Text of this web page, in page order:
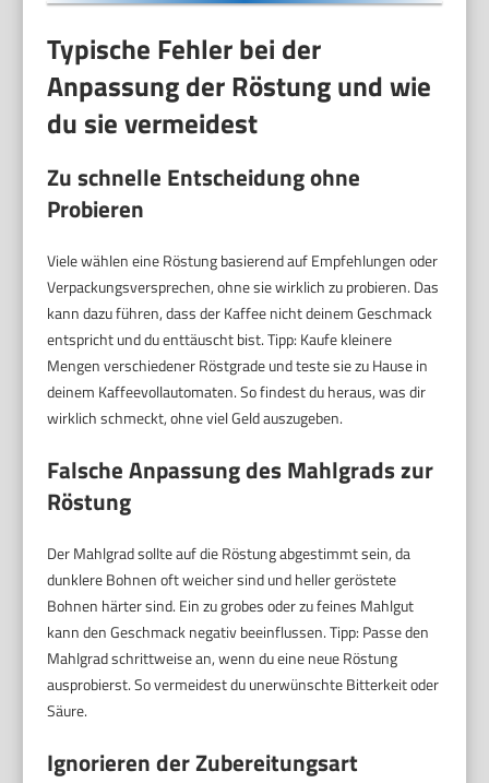
Typische Fehler bei der
Anpassung der Röstung und wie
du sie vermeidest
Zu schnelle Entscheidung ohne
Probieren
Viele wählen eine Röstung basierend auf Empfehlungen oder
Verpackungsversprechen, ohne sie wirklich zu probieren. Das
kann dazu führen, dass der Kaffee nicht deinem Geschmack
entspricht und du enttäuscht bist. Tipp: Kaufe kleinere
Mengen verschiedener Röstgrade und teste sie zu Hause in
deinem Kaffeevollautomaten. So findest du heraus, was dir
wirklich schmeckt, ohne viel Geld auszugeben.
Falsche Anpassung des Mahlgrads zur
Röstung
Der Mahlgrad sollte auf die Röstung abgestimmt sein, da
dunklere Bohnen oft weicher sind und heller geröstete
Bohnen härter sind. Ein zu grobes oder zu feines Mahlgut
kann den Geschmack negativ beeinflussen. Tipp: Passe den
Mahlgrad schrittweise an, wenn du eine neue Röstung
ausprobierst. So vermeidest du unerwünschte Bitterkeit oder
Säure.
Ignorieren der Zubereitungsart